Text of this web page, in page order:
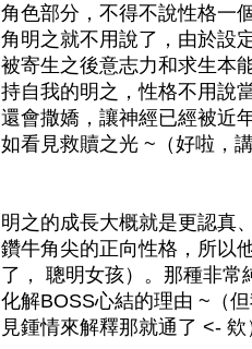
角色部分，不得不說性格一
角明之就不用說了，由於設
被寄生之後意志力和求生本
持自我的明之，性格不用說
還會撒嬌，讓神經已經被近
如看見救贖之光 ~（好啦，
明之的成長大概就是更認真
鑽牛角尖的正向性格，所以
了， 聰明女孩）。那種非常
化解BOSS心結的理由 ~（
見鍾情來解釋那就通了 <- 欸